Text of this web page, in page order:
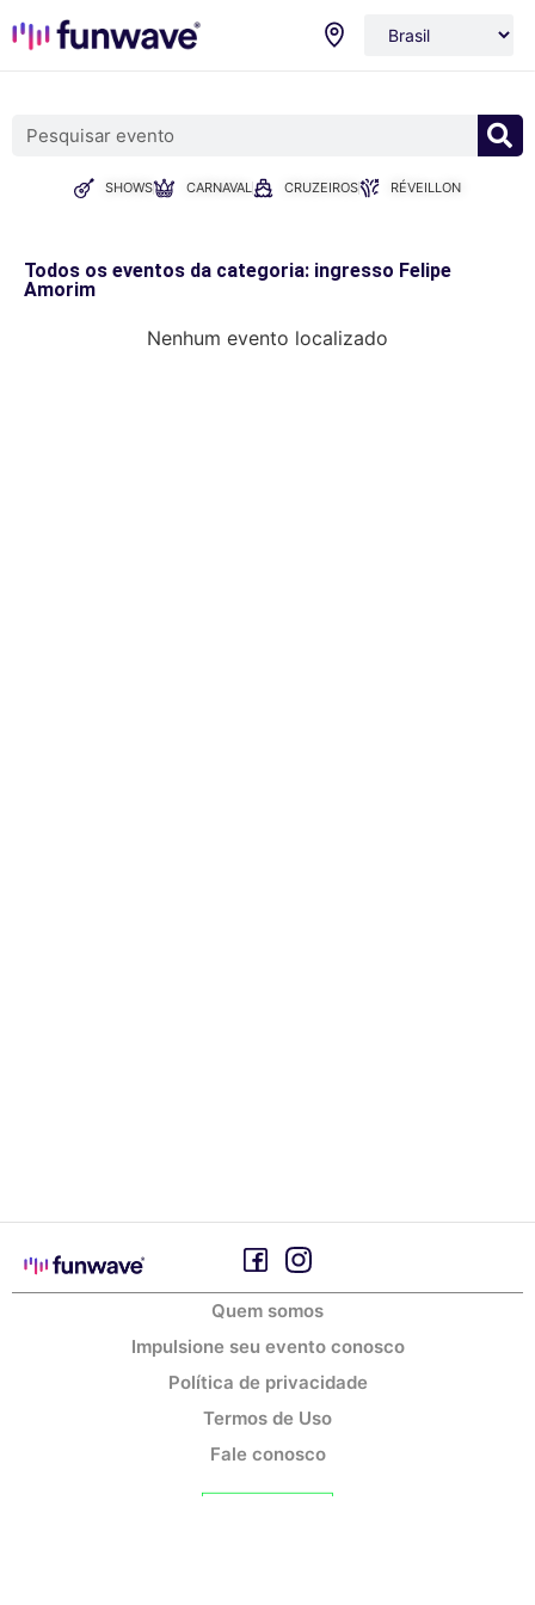
SHOWS CARNAVAL CRUZEIROS RÉVEILLON
Todos os eventos da categoria: ingresso Felipe
Amorim
Nenhum evento localizado
Quem somos
Impulsione seu evento conosco
Política de privacidade
Termos de Uso
Fale conosco